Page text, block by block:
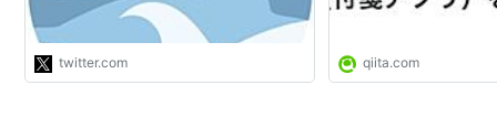
twitter.com qiita.com